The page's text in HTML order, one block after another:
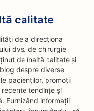
calitate
de a direcționa
dvs. de chirurgie
de înaltă calitate și
despre diverse
pacienților, promoții
recente tendințe și
Furnizând informații